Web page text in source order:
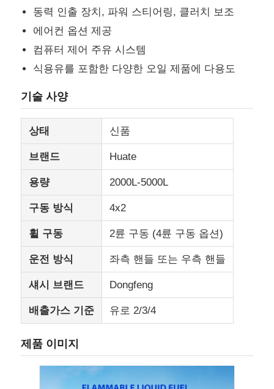
연료 유조선 트럭
ISO (국제 표준화 기구) 탱크 용기
위생 청소용 트럭
하크 팔 쓰레기 트럭
특수 차량 부품
위생 전기 삼륜자동차
화물 트럭
동력 인출 장치, 파워 스티어링, 클러치 보조
에어컨 옵션 제공
컴퓨터 제어 주유 시스템
식용유를 포함한 다양한 오일 제품에 다용도
기술 사양
상태 신품
브랜드 Huate
용량 2000L-5000L
구동 방식 4x2
휠 구동 2륜 구동 (4륜 구동 옵션)
운전 방식 좌측 핸들 또는 우측 핸들
섀시 브랜드 Dongfeng
배출가스 기준 유로 2/3/4
제품 이미지